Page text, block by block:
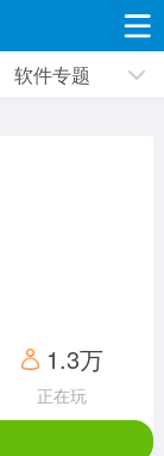
新闻资讯
体育运动
1280款应用
软件专题
1.3万
正在玩